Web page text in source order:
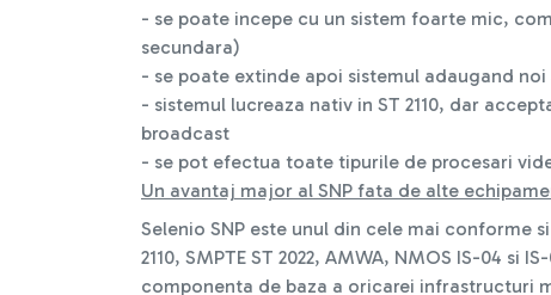
- se poate incepe cu un sistem foarte mic,
secundara)
- se poate extinde apoi sistemul adaugand
- sistemul lucreaza nativ in ST 2110, dar
broadcast
- se pot efectua toate tipurile de procesari
Un avantaj major al SNP fata de alte
Selenio SNP este unul din cele mai conforme
2110, SMPTE ST 2022, AMWA, NMOS IS-04 si
componenta de baza a oricarei infrastructuri